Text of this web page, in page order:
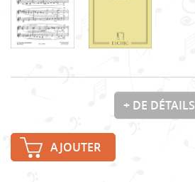
+ DE DÉTAILS
AJOUTER